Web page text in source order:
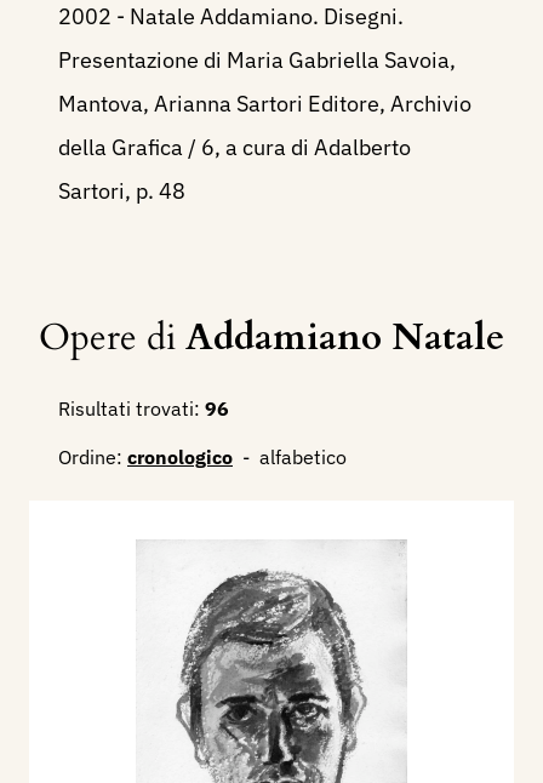
2002 - Natale Addamiano. Disegni.
Presentazione di Maria Gabriella Savoia,
Mantova, Arianna Sartori Editore, Archivio
della Grafica / 6, a cura di Adalberto
Sartori, p. 48
Opere diAddamiano Natale
Risultati trovati: 96
Ordine: cronologico - alfabetico